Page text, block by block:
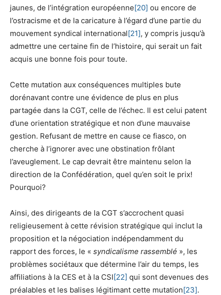
jaunes, de l’intégration européenne[20] ou encore de
l’ostracisme et de la caricature à l’égard d’une partie du
mouvement syndical international[21], y compris jusqu’à
admettre une certaine fin de l’histoire, qui serait un fait
acquis une bonne fois pour toute.
Cette mutation aux conséquences multiples bute
dorénavant contre une évidence de plus en plus
partagée dans la CGT, celle de l’échec. Il est celui patent
d’une orientation stratégique et non d’une mauvaise
gestion. Refusant de mettre en cause ce fiasco, on
cherche à l’ignorer avec une obstination frôlant
l’aveuglement. Le cap devrait être maintenu selon la
direction de la Confédération, quel qu’en soit le prix!
Pourquoi?
Ainsi, des dirigeants de la CGT s’accrochent quasi
religieusement à cette révision stratégique qui inclut la
proposition et la négociation indépendamment du
rapport des forces, le « syndicalisme rassemblé », les
problèmes sociétaux que détermine l’air du temps, les
affiliations à la CES et à la CSI[22] qui sont devenues des
préalables et les balises légitimant cette mutation[23].